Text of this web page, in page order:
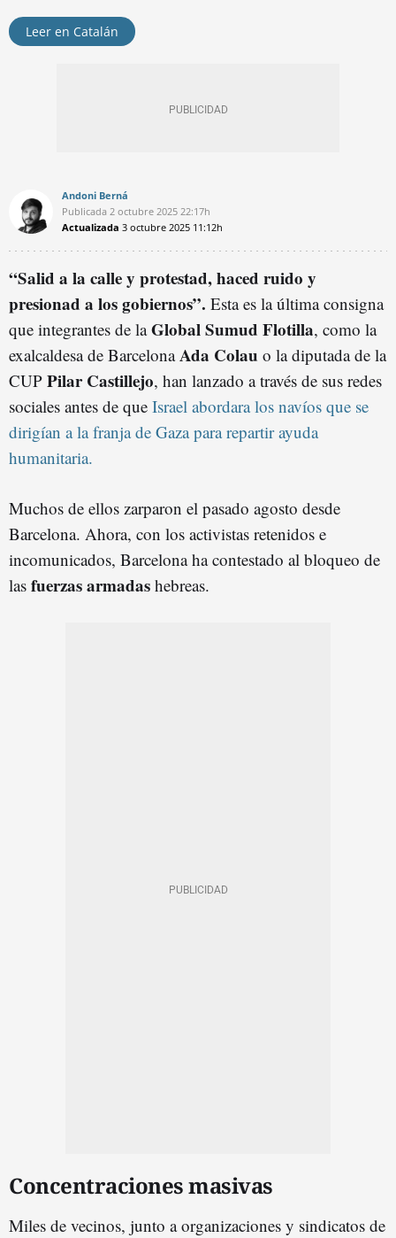
Leer en Catalán
Andoni Berná
Publicada 2 octubre 2025 22:17h
Actualizada 3 octubre 2025 11:12h
“Salid a la calle y protestad, haced ruido y
presionad a los gobiernos”. Esta es la última consigna
que integrantes de laGlobal Sumud Flotilla, como la
exalcaldesa de BarcelonaAda Colau o la diputada de la
CUP Pilar Castillejo, han lanzado a través de sus redes
sociales antes de que Israel abordara los navíos que se
dirigían a la franja de Gaza para repartir ayuda
humanitaria.
Muchos de ellos zarparon el pasado agosto desde
Barcelona. Ahora, con los activistas retenidos e
incomunicados, Barcelona ha contestado al bloqueo de
las fuerzas armadas hebreas.
Concentraciones masivas
Miles de vecinos, junto a organizaciones y sindicatos de